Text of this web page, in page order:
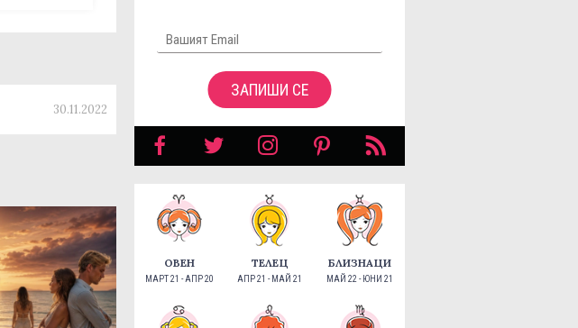
30.11.2022
ЗАПИШИ СЕ
ОВЕН
МАРТ 21 - АПР 20
ТЕЛЕЦ
АПР 21 - МАЙ 21
БЛИЗНАЦИ
МАЙ 22 - ЮНИ 21